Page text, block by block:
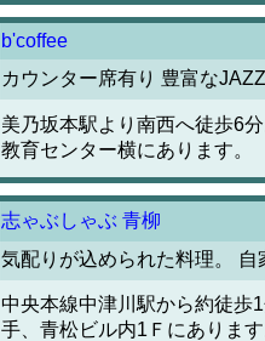
b'coffee
カウンター席有り 豊富なJAZZ
美乃坂本駅より南西へ徒歩6
教育センター横にあります。
志ゃぶしゃぶ 青柳
気配りが込められた料理。
中央本線中津川駅から約徒歩
手、青松ビル内1Ｆにあります